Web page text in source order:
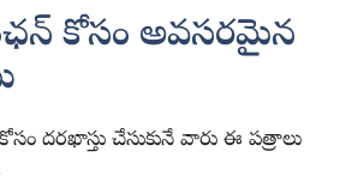
కోసం అవసరమైన
దరఖాస్తు చేసుకునే వారు ఈ పత్రాలు